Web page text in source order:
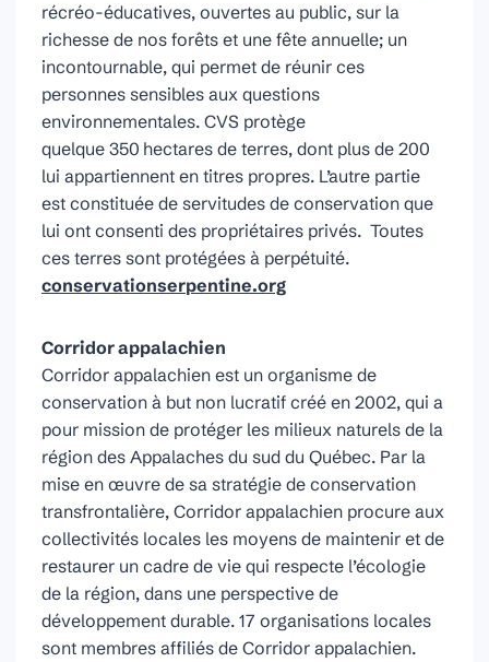
récréo-éducatives, ouvertes au public, sur la
richesse de nos forêts et une fête annuelle; un
incontournable, qui permet de réunir ces
personnes sensibles aux questions
environnementales. CVS protège
quelque 350 hectares de terres, dont plus de 200
lui appartiennent en titres propres. L’autre partie
est constituée de servitudes de conservation que
lui ont consenti des propriétaires privés. Toutes
ces terres sont protégées à perpétuité.
conservationserpentine.org
Corridor appalachien
Corridor appalachien est un organisme de
conservation à but non lucratif créé en 2002, qui a
pour mission de protéger les milieux naturels de la
région des Appalaches du sud du Québec. Par la
mise en œuvre de sa stratégie de conservation
transfrontalière, Corridor appalachien procure aux
collectivités locales les moyens de maintenir et de
restaurer un cadre de vie qui respecte l’écologie
de la région, dans une perspective de
développement durable. 17 organisations locales
sont membres affiliés de Corridor appalachien.